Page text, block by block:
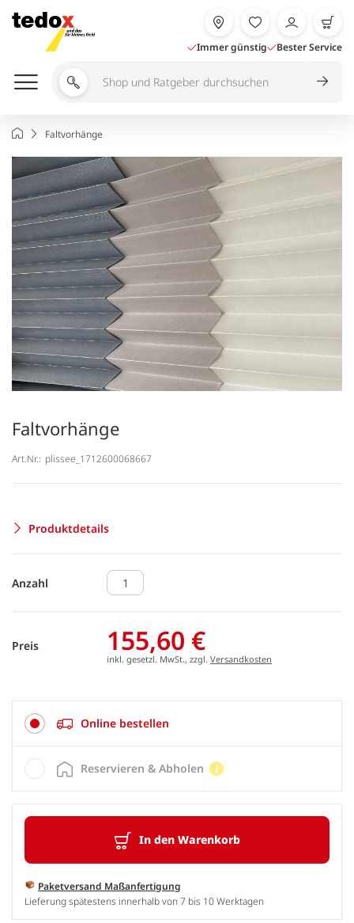
Inhalt
springen
Immer günstig Bester Service
Shop
durchsuchen
StartseiteFaltvorhänge
Faltvorhänge
Art.Nr.: plissee_1712600068667
Produktdetails
Anzahl
Preis 155,60 €
inkl. gesetzl. MwSt., zzgl. Versandkosten
Online bestellen
In den Warenkorb
Paketversand Maßanfertigung
Lieferung spätestens innerhalb von 7 bis 10 Werktagen
Reservieren & Abholen